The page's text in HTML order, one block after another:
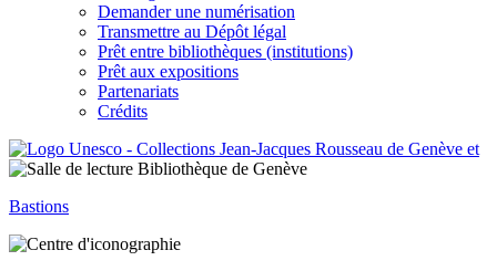
Demander une numérisation
Transmettre au Dépôt légal
Prêt entre bibliothèques (institutions)
Prêt aux expositions
Partenariats
Crédits
Bastions